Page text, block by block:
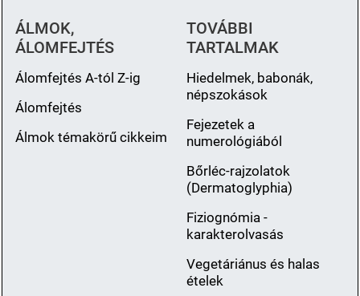
ÁLMOK,
ÁLOMFEJTÉS
Álomfejtés A-tól Z-ig
Álomfejtés
Álmok témakörű cikkeim
TOVÁBBI
TARTALMAK
Hiedelmek, babonák,
népszokások
Fejezetek a
numerológiából
Bőrléc-rajzolatok
(Dermatoglyphia)
Fiziognómia -
karakterolvasás
Vegetáriánus és halas
ételek